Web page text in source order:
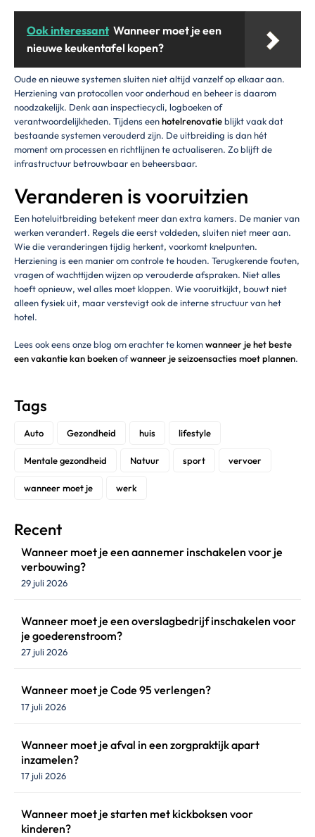
Ook interessant Wanneer moet je een
nieuwe keukentafel kopen?
Oude en nieuwe systemen sluiten niet altijd vanzelf op elkaar aan.
Herziening van protocollen voor onderhoud en beheer is daarom
noodzakelijk. Denk aan inspectiecycli, logboeken of
verantwoordelijkheden. Tijdens eenhotelrenovatieblijkt vaak dat
bestaande systemen verouderd zijn. De uitbreiding is dan hét
moment om processen en richtlijnen te actualiseren. Zo blijft de
infrastructuur betrouwbaar en beheersbaar.
Veranderen is vooruitzien
Een hoteluitbreiding betekent meer dan extra kamers. De manier van
werken verandert. Regels die eerst voldeden, sluiten niet meer aan.
Wie die veranderingen tijdig herkent, voorkomt knelpunten.
Herziening is een manier om controle te houden. Terugkerende fouten,
vragen of wachttijden wijzen op verouderde afspraken. Niet alles
hoeft opnieuw, wel alles moet kloppen. Wie vooruitkijkt, bouwt niet
alleen fysiek uit, maar verstevigt ook de interne structuur van het
hotel.
Lees ook eens onze blog om erachter te komenwanneer je het beste
een vakantie kan boekenofwanneer je seizoensacties moet plannen.
Tags
Auto Gezondheid huis lifestyle
Mentale gezondheid Natuur sport vervoer
wanneer moet je werk
Recent
Wanneer moet je een aannemer inschakelen voor je
verbouwing?
29 juli 2026
Wanneer moet je een overslagbedrijf inschakelen voor
je goederenstroom?
27 juli 2026
Wanneer moet je Code 95 verlengen?
17 juli 2026
Wanneer moet je afval in een zorgpraktijk apart
inzamelen?
17 juli 2026
Wanneer moet je starten met kickboksen voor
kinderen?